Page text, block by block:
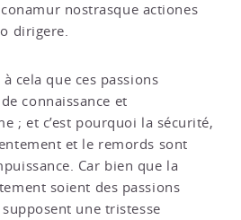
nostrasque actiones
dirigere.
à cela que ces passions
connaissance et
; et c’est pourquoi la sécurité,
et le remords sont
Car bien que la
soient des passions
une tristesse